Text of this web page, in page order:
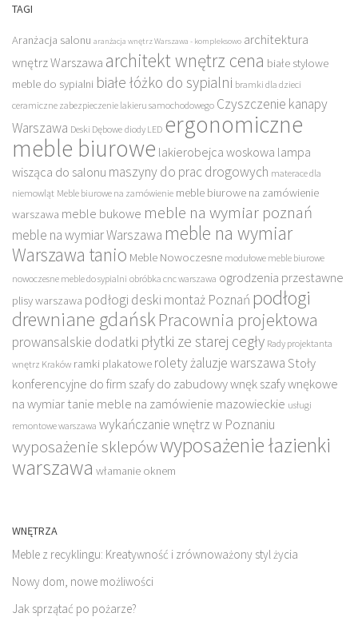
TAGI
Aranżacja salonu aranżacja wnętrz Warszawa - kompleksowo architektura
wnętrz Warszawa architekt wnętrz cena białe stylowe
meble do sypialni białe łóżko do sypialni bramki dla dzieci
ceramiczne zabezpieczenie lakieru samochodowego Czyszczenie kanapy
Warszawa Deski Dębowe diody LED ergonomiczne
meble biurowe lakierobejca woskowa lampa
wisząca do salonu maszyny do prac drogowych materace dla
niemowląt Meble biurowe na zamówienie meble biurowe na zamówienie
warszawa meble bukowe meble na wymiar poznań
meble na wymiar Warszawa meble na wymiar
Warszawa tanio Meble Nowoczesne modułowe meble biurowe
nowoczesne meble do sypialni obróbka cnc warszawa ogrodzenia przestawne
plisy warszawa podłogi deski montaż Poznań podłogi
drewniane gdańskPracownia projektowa
prowansalskie dodatki płytki ze starej cegły Rady projektanta
wnętrz Kraków ramki plakatowe rolety żaluzje warszawa Stoły
konferencyjne do firm szafy do zabudowy wnęk szafy wnękowe
na wymiar tanie meble na zamówienie mazowieckie usługi
remontowe warszawa wykańczanie wnętrz w Poznaniu
wyposażenie sklepówwyposażenie łazienki
warszawa włamanie oknem
WNĘTRZA
Meble z recyklingu: Kreatywność i zrównoważony styl życia
Nowy dom, nowe możliwości
Jak sprzątać po pożarze?